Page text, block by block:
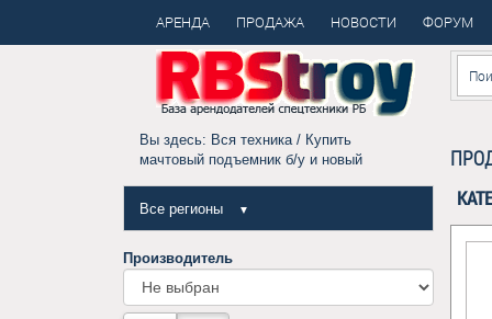
АРЕНДА ПРОДАЖА НОВОСТИ ФОРУМ
Вы здесь: Вся техника/ Купить
мачтовый подъемник б/у и новый
Все регионы ▼
Производитель